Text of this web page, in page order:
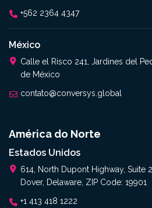
+562 2364 4347​
México
Calle el Risco 241, Jardines del
de México
contato@conversys.global
América do Norte
Estados Unidos
614, North Dupont Highway, Suite
Dover, Delaware, ZIP Code: 19901
+1 413 418 1222